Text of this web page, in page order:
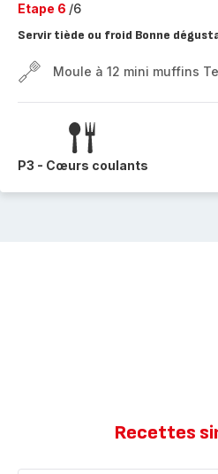
Etape 6 /6
Servir tiède ou froid Bonne
Moule à 12 mini muffins
P3 - Cœurs coulants
Recettes